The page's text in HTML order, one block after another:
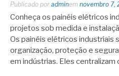
Publicado por adminem novembro 7,
Conheça os painéis elétricos
projetos sob medida e
Os painéis elétricos industriais
organização, proteção e
em indústrias. Eles